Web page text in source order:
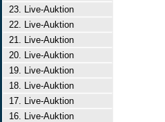
23. Live-Auktion
22. Live-Auktion
21. Live-Auktion
20. Live-Auktion
19. Live-Auktion
18. Live-Auktion
17. Live-Auktion
16. Live-Auktion